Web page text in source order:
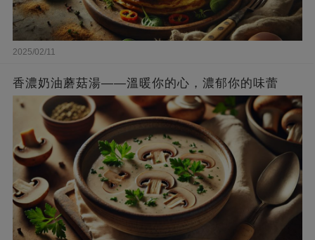
2025/02/11
香濃奶油蘑菇湯——溫暖你的心，濃郁你的味蕾